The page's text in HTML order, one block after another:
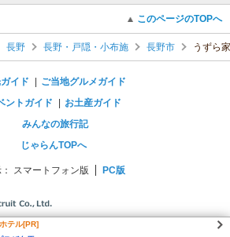
このページのTOPへ
長野 長野・戸隠・小布施 長野市 うずら家
イド
ご当地グルメガイド
ントガイド
お土産ガイド
みんなの旅行記
じゃらんTOPへ
スマートフォン版 PC版
テル[PR]